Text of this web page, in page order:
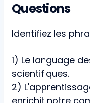
Questions
Identifiez les
1) Le language
scientifiques.
2)
enrichit notre